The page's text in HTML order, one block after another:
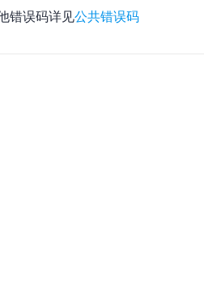
错误码详见公共错误码